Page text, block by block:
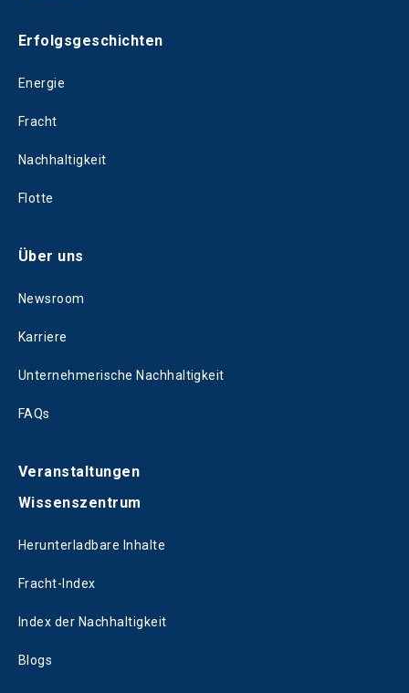
Erfolgsgeschichten
Energie
Fracht
Nachhaltigkeit
Flotte
Über uns
Newsroom
Karriere
Unternehmerische Nachhaltigkeit
FAQs
Veranstaltungen
Wissenszentrum
Herunterladbare Inhalte
Fracht-Index
Index der Nachhaltigkeit
Blogs